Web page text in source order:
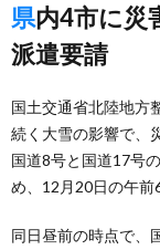
県内4市に災害救助法適用、自衛隊に災害
派遣要請
国土交通省北陸地方
続く大雪の影響で、
国道8号と国道17号
め、12月20日の午前
同日昼前の時点で、